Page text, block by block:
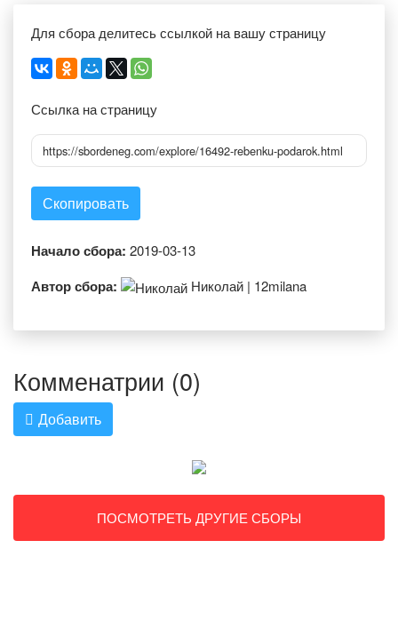
Для сбора делитесь ссылкой на вашу страницу
Ссылка на страницу
https://sbordeneg.com/explore/16492-rebenku-podarok.html
Скопировать
Начало сбора: 2019-03-13
Автор сбора: Николай | 12milana
Комменатрии (0)
Добавить
ПОСМОТРЕТЬ ДРУГИЕ СБОРЫ